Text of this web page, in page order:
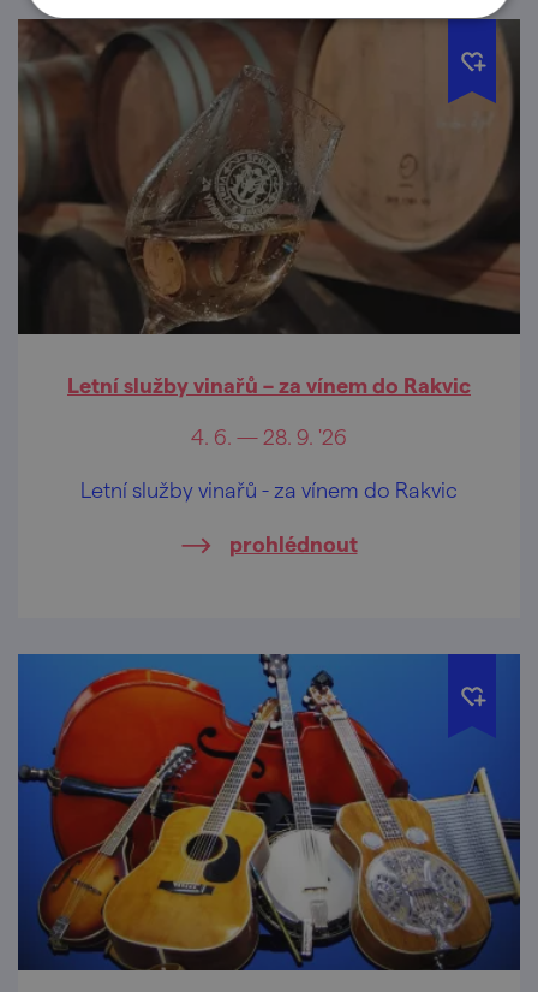
Letní služby vinařů – za vínem do Rakvic
4. 6. — 28. 9. '26
Letní služby vinařů - za vínem do Rakvic
prohlédnout